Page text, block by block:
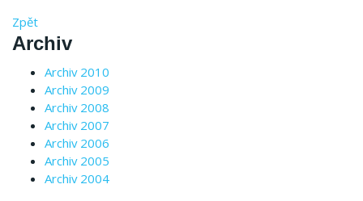
Zpět
Archiv
Archiv 2010
Archiv 2009
Archiv 2008
Archiv 2007
Archiv 2006
Archiv 2005
Archiv 2004